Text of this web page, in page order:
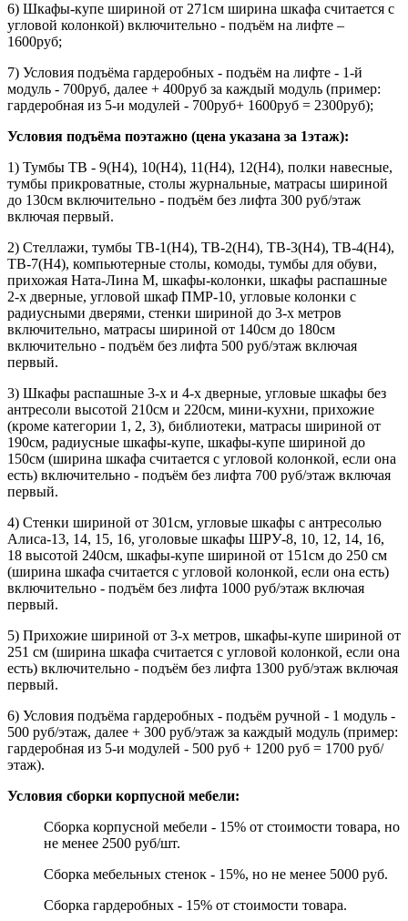
6) Шкафы-купе шириной от 271см ширина шкафа считается с
угловой колонкой) включительно - подъём на лифте –
1600руб;
7) Условия подъёма гардеробных - подъём на лифте - 1-й
модуль - 700руб, далее + 400руб за каждый модуль (пример:
гардеробная из 5-и модулей - 700руб+ 1600руб = 2300руб);
Условия подъёма поэтажно (цена указана за 1этаж):
1) Тумбы ТВ - 9(Н4), 10(Н4), 11(Н4), 12(Н4), полки навесные,
тумбы прикроватные, столы журнальные, матрасы шириной
до 130см включительно - подъём без лифта 300 руб/этаж
включая первый.
2) Стеллажи, тумбы ТВ-1(Н4), ТВ-2(Н4), ТВ-3(Н4), ТВ-4(Н4),
ТВ-7(Н4), компьютерные столы, комоды, тумбы для обуви,
прихожая Ната-Лина М, шкафы-колонки, шкафы распашные
2-х дверные, угловой шкаф ПМР-10, угловые колонки с
радиусными дверями, стенки шириной до 3-х метров
включительно, матрасы шириной от 140см до 180см
включительно - подъём без лифта 500 руб/этаж включая
первый.
3) Шкафы распашные 3-х и 4-х дверные, угловые шкафы без
антресоли высотой 210см и 220см, мини-кухни, прихожие
(кроме категории 1, 2, 3), библиотеки, матрасы шириной от
190см, радиусные шкафы-купе, шкафы-купе шириной до
150см (ширина шкафа считается с угловой колонкой, если она
есть) включительно - подъём без лифта 700 руб/этаж включая
первый.
4) Стенки шириной от 301см, угловые шкафы с антресолью
Алиса-13, 14, 15, 16, уголовые шкафы ШРУ-8, 10, 12, 14, 16,
18 высотой 240см, шкафы-купе шириной от 151см до 250 см
(ширина шкафа считается с угловой колонкой, если она есть)
включительно - подъём без лифта 1000 руб/этаж включая
первый.
5) Прихожие шириной от 3-х метров, шкафы-купе шириной от
251 см (ширина шкафа считается с угловой колонкой, если она
есть) включительно - подъём без лифта 1300 руб/этаж включая
первый.
6) Условия подъёма гардеробных - подъём ручной - 1 модуль -
500 руб/этаж, далее + 300 руб/этаж за каждый модуль (пример:
гардеробная из 5-и модулей - 500 руб + 1200 руб = 1700 руб/
этаж).
Условия сборки корпусной мебели:
Сборка корпусной мебели - 15% от стоимости товара, но
не менее 2500 руб/шт.
Сборка мебельных стенок - 15%, но не менее 5000 руб.
Сборка гардеробных - 15% от стоимости товара.